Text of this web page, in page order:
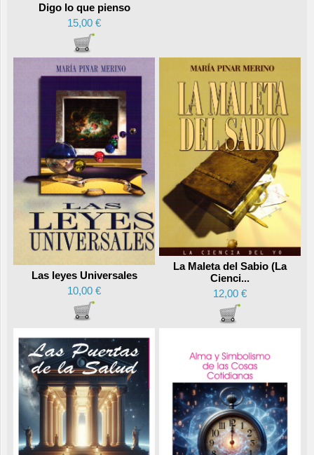
Digo lo que pienso
15,00 €
Las leyes Universales
10,00 €
La Maleta del Sabio (La
Cienci...
12,00 €